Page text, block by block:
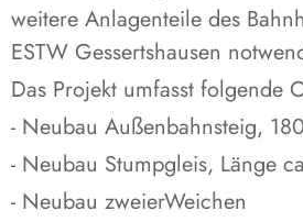
weitere Anlagenteile des
ESTW Gessertshausen
Das Projekt umfasst folgende
- Neubau Außenbahnsteig,
- Neubau Stumpgleis, Länge
- Neubau zweierWeichen